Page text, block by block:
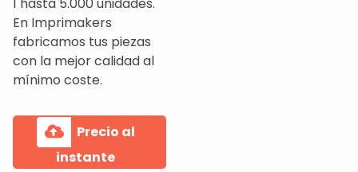
En Imprimakers
fabricamos tus piezas
con la mejor calidad al
mínimo coste.
Precio al
instante